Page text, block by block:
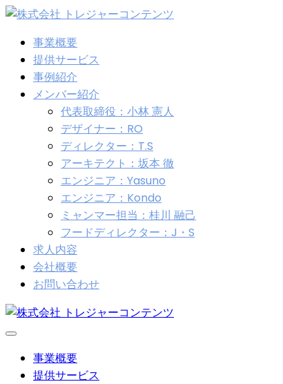
事業概要
提供サービス
事例紹介
メンバー紹介
代表取締役：小林 憲人
デザイナー：RO
ディレクター：T.S
アーキテクト：坂本 徹
エンジニア：Yasuno
エンジニア：Kondo
ミャンマー担当：桂川 融己
フードディレクター：J・S
求人内容
会社概要
お問い合わせ
事業概要
提供サービス